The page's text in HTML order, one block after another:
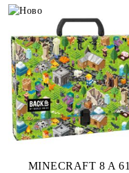
MINECRAFT 8 A 61